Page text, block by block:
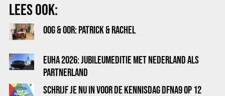
LEES OOK:
OOG & OOR: PATRICK & RACHEL
EUHA 2026: JUBILEUMEDITIE MET NEDERLAND ALS
PARTNERLAND
SCHRIJF JE NU IN VOOR DE KENNISDAG DFNA9 OP 12